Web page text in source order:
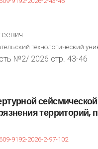
технологический
№2/ 2026 стр. 43-46
сейсмической
территорий,
9192-2026-2-97-102